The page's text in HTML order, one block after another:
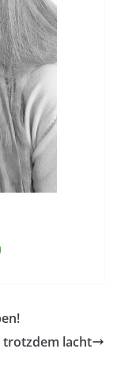
trotzdem lacht